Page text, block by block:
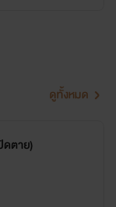
บนะคะ
ะมาก
นนะจ๊ะ
ดูทั้งหมด
ดตาย)